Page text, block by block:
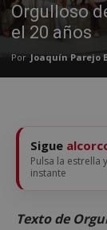
Orgulloso
el 20 años
Por Joaquín Parejo
Sigue
Pulsa la estrella
instante
Texto de